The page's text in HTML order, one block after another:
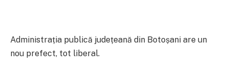
Administrația publică județeană din Botoșani are un
nou prefect, tot liberal.